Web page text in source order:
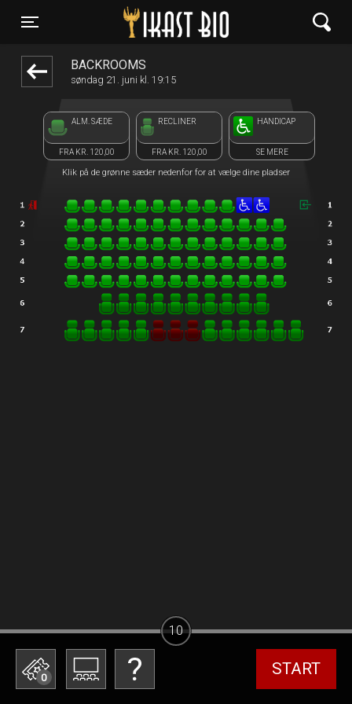
Toggle navigation
Ikast Bio
BACKROOMS
søndag 21. juni kl. 19:15
ALM. SÆDE
FRA KR. 120,00
RECLINER
FRA KR. 120,00
HANDICAP
SE MERE
Klik på de grønne sæder nedenfor for at vælge dine pladser
0 START
10
1step-front02 045423